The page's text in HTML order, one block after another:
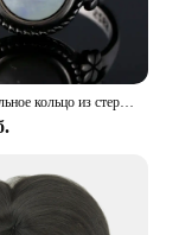
with our
Jewelry.
active
Круглое овальное кольцо из стерлингового серебра 925 пробы с натуральными лунными камнями для женщин, кольца, подарки, винтажные ювелирные изделия